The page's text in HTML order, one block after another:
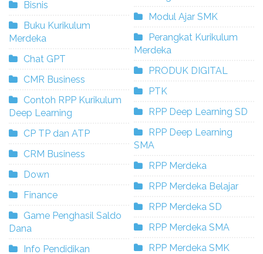
Bisnis
Buku Kurikulum
Merdeka
Chat GPT
CMR Business
Contoh RPP Kurikulum
Deep Learning
CP TP dan ATP
CRM Business
Down
Finance
Game Penghasil Saldo
Dana
Info Pendidikan
Modul Ajar SMK
Perangkat Kurikulum
Merdeka
PRODUK DIGITAL
PTK
RPP Deep Learning SD
RPP Deep Learning
SMA
RPP Merdeka
RPP Merdeka Belajar
RPP Merdeka SD
RPP Merdeka SMA
RPP Merdeka SMK